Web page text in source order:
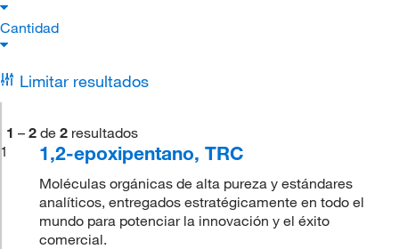
Cantidad
Limitar resultados
1 – 2 de 2 resultados
1
1,2-epoxipentano, TRC
Moléculas orgánicas de alta pureza y estándares
analíticos, entregados estratégicamente en todo el
mundo para potenciar la innovación y el éxito
comercial.